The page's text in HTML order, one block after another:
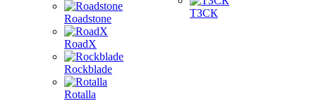
Roadstone
RoadX
Rockblade
Rotalla
ТЗСК